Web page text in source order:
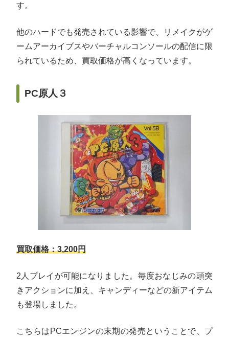
す。
他のハードでも発売されている影響で、リメイクがゲ
ームアーカイブスやバーチャルコンソールの配信に限
られているため、買取価格が高くなっています。
PC原人３
買取価格：3,200円
2人プレイが可能になりました。毎度おなじみの頭突
きアクションに加え、キャンディーなどの新アイテム
も登場しました。
こちらはPCエンジンの末期の発売ということで、プ